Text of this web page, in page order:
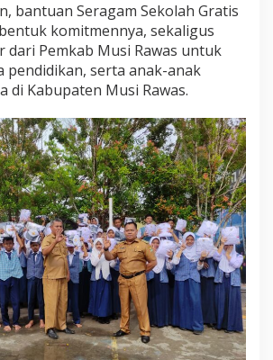
bantuan Seragam Sekolah Gratis
komitmennya, sekaligus
dari Pemkab Musi Rawas untuk
pendidikan, serta anak-anak
di Kabupaten Musi Rawas.